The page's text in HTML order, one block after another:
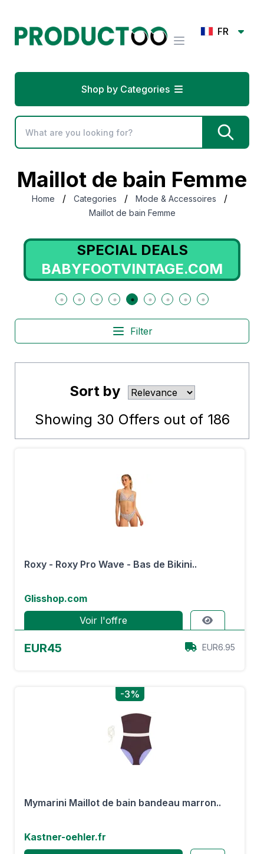
FR
Shop by Categories
Maillot de bain Femme
Home / Categories / Mode & Accessoires /
Maillot de bain Femme
SPECIAL DEALS
BABYFOOTVINTAGE.COM
Filter
Sort by
Showing 30 Offers out of 186
Roxy - Roxy Pro Wave - Bas de Bikini..
Glisshop.com
Voir l'offre
EUR45 EUR6.95
-3%
Mymarini Maillot de bain bandeau marron..
Kastner-oehler.fr